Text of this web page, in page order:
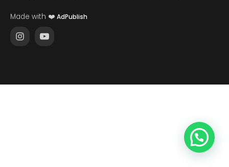
Made with ❤️ AdPublish